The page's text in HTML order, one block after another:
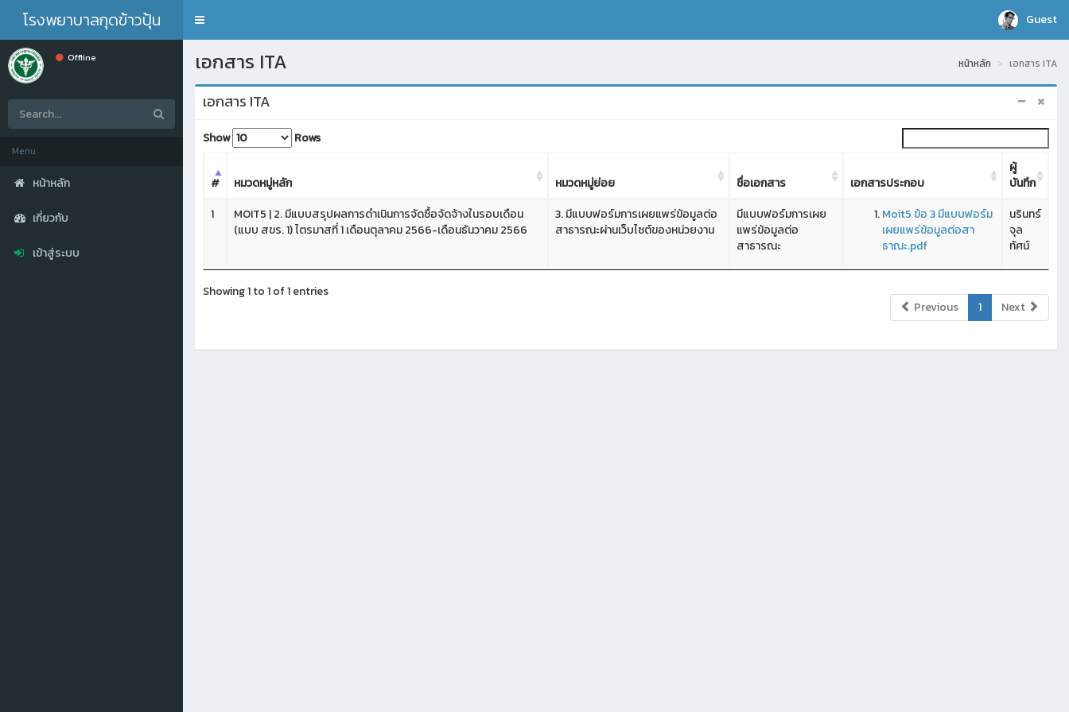
โรงพยาบาลกุดข้าวปุ้น
Toggle
Guest
Offline
Menu
หน้าหลัก
เกี่ยวกับ
เข้าสู่ระบบ
เอกสาร ITA หน้าหลัก เอกสาร ITA
เอกสาร ITA
Show Rows
# หมวดหมู่หลัก หมวดหมู่ย่อย ชื่อเอกสาร เอกสารประกอบ
ผู้
บันทึก
1
MOIT5 | 2. มีแบบสรุปผลการดำเนินการจัดซื้อจัดจ้างในรอบเดือน
(แบบ สขร. 1) ไตรมาสที่ 1 เดือนตุลาคม 2566-เดือนธันวาคม 2566
3. มีแบบฟอร์มการเผยแพร่ข้อมูลต่อ
สาธารณะผ่านเว็บไซต์ของหน่วยงาน
มีแบบฟอร์มการเผย
แพร่ข้อมูลต่อ
สาธารณะ
Moit5 ข้อ 3 มีแบบฟอร์ม
เผยแพร่ข้อมูลต่อสา
ธาณะ.pdf
นรินทร์
จุล
ทัศน์
Showing 1 to 1 of 1 entries
Previous
1 Next